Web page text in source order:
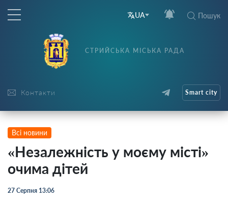
UA Пошук
Контакти
СТРИЙСЬКА МІСЬКА РАДА
Smart city
Всі новини
«Незалежність у моєму місті»
очима дітей
27 Серпня 13:06